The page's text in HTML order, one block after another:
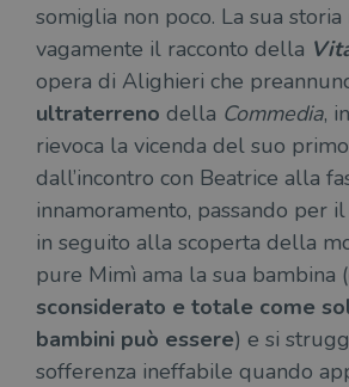
somiglia non poco. La sua
vagamente il racconto della
opera di Alighieri che
ultraterreno della Commedia,
rievoca la vicenda del suo
dall’incontro con Beatrice alla
innamoramento, passando per
in seguito alla scoperta della
pure Mimì ama la sua bambina (
sconsiderato e totale come
bambini può essere) e si
sofferenza ineffabile quando